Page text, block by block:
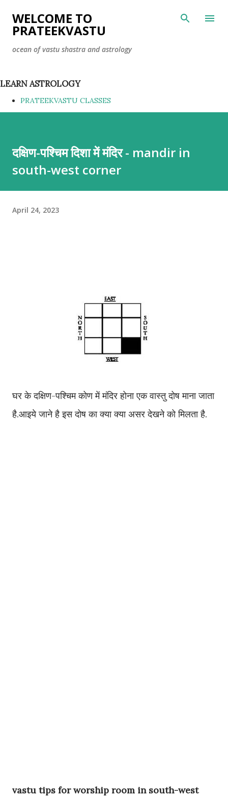
Skip to main content
WELCOME TO
PRATEEKVASTU
ocean of vastu shastra and astrology
LEARN ASTROLOGY
PRATEEKVASTU CLASSES
दक्षिण-पश्चिम दिशा में मंदिर - mandir in
south-west corner
April 24, 2023
घर के दक्षिण-पश्चिम कोण में मंदिर होना एक वास्तु दोष माना जाता
है.आइये जाने है इस दोष का क्या क्या असर देखने को मिलता है.
vastu tips for worship room in south-west